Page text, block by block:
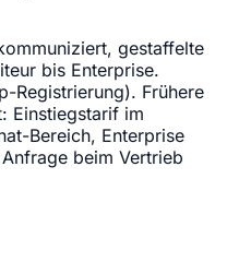
gestaffelte
bis Enterprise.
Registrierung). Frühere
Einstiegstarif im
Bereich, Enterprise
beim Vertrieb